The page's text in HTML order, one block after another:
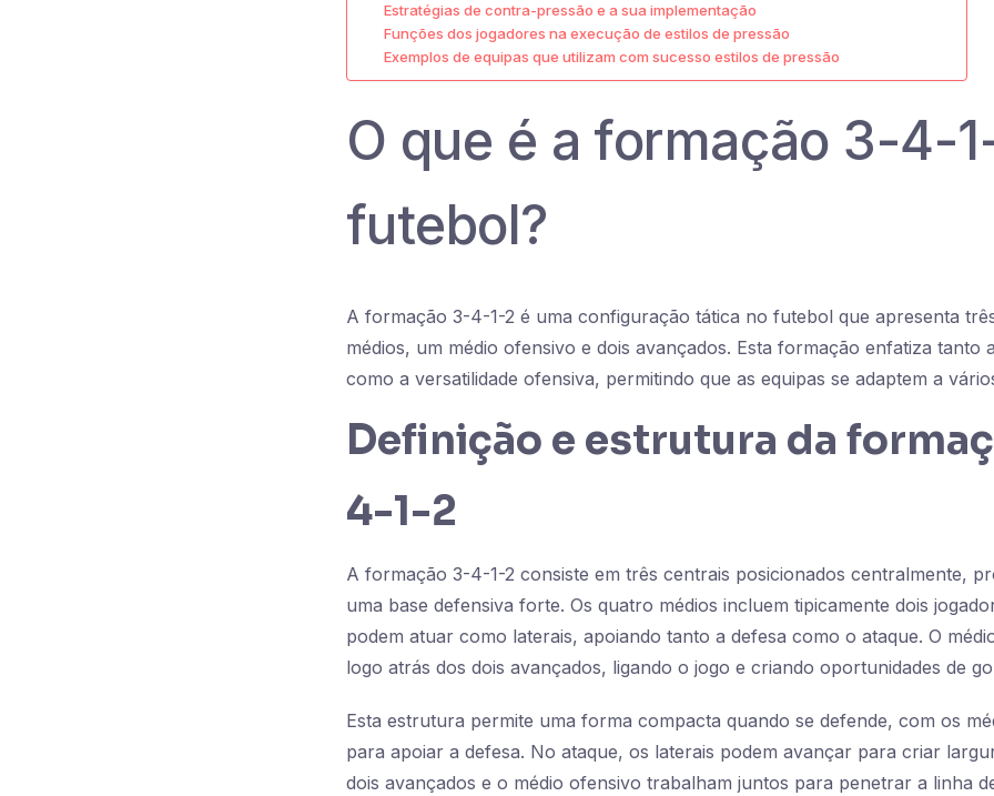
Estratégias de contra-pressão e a sua implementação
Funções dos jogadores na execução de estilos de pressão
Exemplos de equipas que utilizam com sucesso estilos de pressão
O que é a formação 3-4-
futebol?
A formação 3-4-1-2 é uma configuração tática no futebol que apresenta
médios, um médio ofensivo e dois avançados. Esta formação enfatiza tanto
como a versatilidade ofensiva, permitindo que as equipas se adaptem a
Definição e estrutura da
4-1-2
A formação 3-4-1-2 consiste em três centrais posicionados centralmente,
uma base defensiva forte. Os quatro médios incluem tipicamente dois
podem atuar como laterais, apoiando tanto a defesa como o ataque. O
logo atrás dos dois avançados, ligando o jogo e criando oportunidades de
Esta estrutura permite uma forma compacta quando se defende, com os
para apoiar a defesa. No ataque, os laterais podem avançar para criar
dois avançados e o médio ofensivo trabalham juntos para penetrar a linha